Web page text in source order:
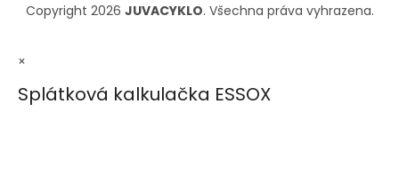
Copyright 2026 JUVACYKLO. Všechna práva vyhrazena.
×
Splátková kalkulačka ESSOX